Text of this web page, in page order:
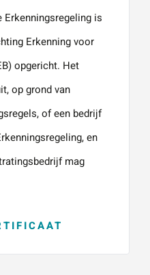
is
Erkenning voor
opgericht. Het
op grond van
of een bedrijf
en
mag